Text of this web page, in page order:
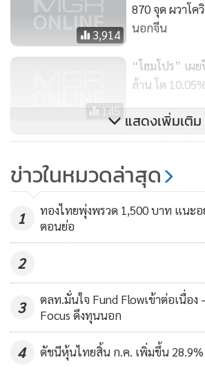
นอกจากนี้ ผลตอบแทนของตลาดหุ้นเมื่อเ
(Earnings Yield Gap) อยู่ในระดับที่สูงสุดใ
มีโอกาสที่ตลาดหุ้นจะปรับตัวขึ้นตามแนวโน้
ดังนั้น ด้วยปัจจัยบวกจากมาตรการกระตุ้น
ราคาหุ้นที่น่าสนใจ บลจ.วีมองว่าโอกาสสำ
ชนิดไม่จ่ายปันผล (WE-THEQ-A) ระหว่าง
เมษายน 2563 เน้นลงทุนเชิงรุกในหุ้นไทยที่
เนื่องในราคาที่เหมาะสม โดยพอร์ตการล
ลงทุนในบริษัทที่มีลักษณะดังนี้ 1.) บริษัท
ต่อเงินลงทุนที่สูง โดยเปรียบเทียบกับต้นทุน
อย่างต่อเนื่อง 2.) บริษัทที่มีความเฉพาะตั
บริการในการสร้างมูลค่าเพิ่มและความสาม
รวมไปถึงแนวโน้มการเติบโตของบริษัท แล
การปรับตัวและขยายธุรกิจสอดคล้องกับแน
เปลี่ยนแปลงของเทคโนโลยีเพื่อลดความเสี่ย
3,914
870 จุด ผวาโ
นอกจีน
145
“โฮมโปร” เผ
ล้าน โต
1,106
"ออมสิน" พร้อ
ประกอบการ
วิด-19
แสดงเพิ่มเติม
ข่าวในหมวดล่าสุด
1
ทองไทยพุ่งพรวด 1,500 บาท แนะ
ตอนย่อ
2
3
ตลท.มั่นใจ Fund Flowเข้าต่อเนื่อง
Focus ดึงทุนนอก
4 ดัชนีหุ้นไทยสิ้น ก.ค. เพิ่มขึ้น 28.9%